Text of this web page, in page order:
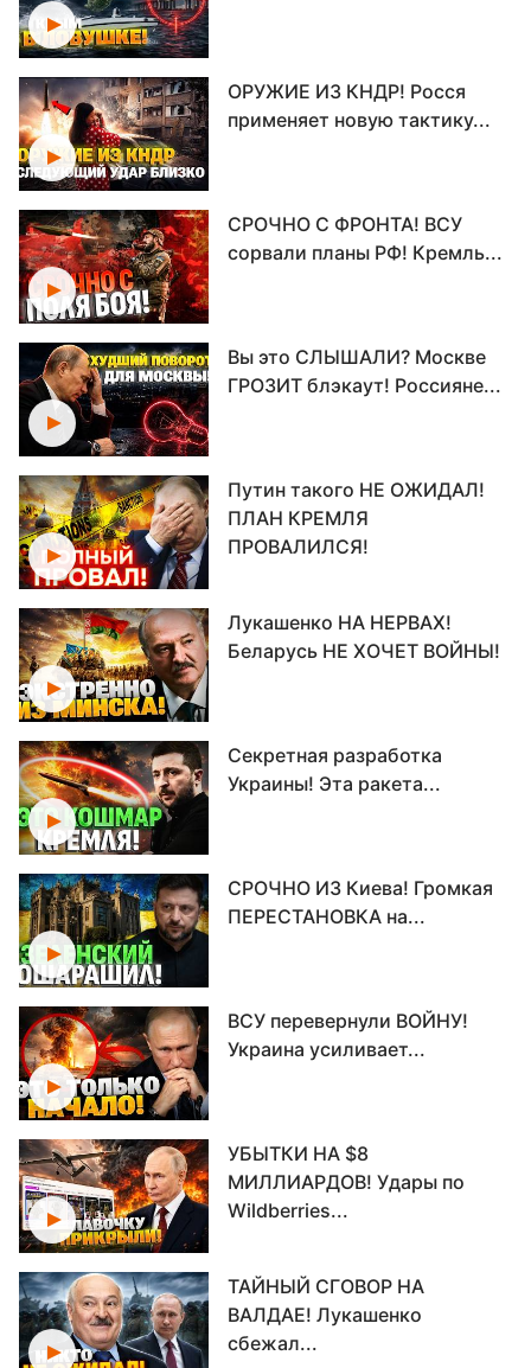
ОРУЖИЕ ИЗ КНДР! Росся
применяет новую тактику...
СРОЧНО С ФРОНТА! ВСУ
сорвали планы РФ! Кремль...
Вы это СЛЫШАЛИ? Москве
ГРОЗИТ блэкаут! Россияне...
Путин такого НЕ ОЖИДАЛ!
ПЛАН КРЕМЛЯ
ПРОВАЛИЛСЯ!
Лукашенко НА НЕРВАХ!
Беларусь НЕ ХОЧЕТ ВОЙНЫ!
Секретная разработка
Украины! Эта ракета...
СРОЧНО ИЗ Киева! Громкая
ПЕРЕСТАНОВКА на...
ВСУ перевернули ВОЙНУ!
Украина усиливает...
УБЫТКИ НА $8
МИЛЛИАРДОВ! Удары по
Wildberries...
ТАЙНЫЙ СГОВОР НА
ВАЛДАЕ! Лукашенко
сбежал...